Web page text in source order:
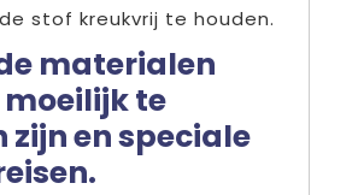
stof kreukvrij te houden.
materialen
te
zijn en speciale